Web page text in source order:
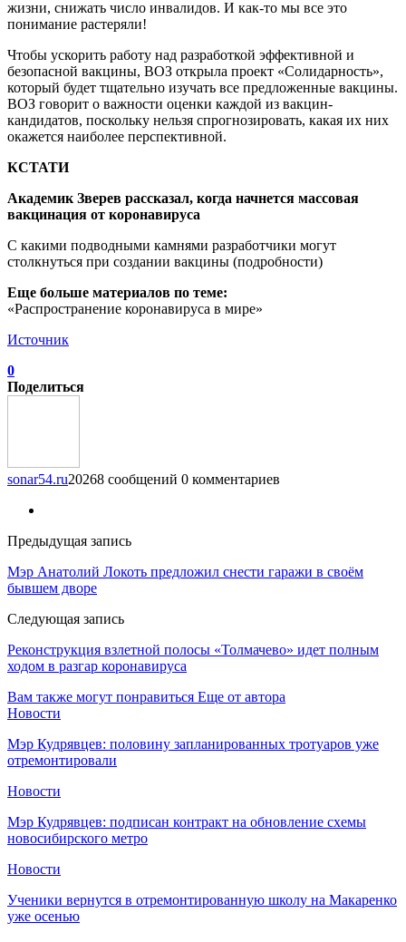
жизни, снижать число инвалидов. И как-то мы все это
понимание растеряли!
Чтобы ускорить работу над разработкой эффективной и
безопасной вакцины, ВОЗ открыла проект «Солидарность»,
который будет тщательно изучать все предложенные вакцины.
ВОЗ говорит о важности оценки каждой из вакцин-
кандидатов, поскольку нельзя спрогнозировать, какая их них
окажется наиболее перспективной.
КСТАТИ
Академик Зверев рассказал, когда начнется массовая
вакцинация от коронавируса
С какими подводными камнями разработчики могут
столкнуться при создании вакцины (подробности)
Еще больше материалов по теме:
«Распространение коронавируса в мире»
Источник
0
Поделиться
sonar54.ru20268 сообщений 0 комментариев
Предыдущая запись
Мэр Анатолий Локоть предложил снести гаражи в своём
бывшем дворе
Следующая запись
Реконструкция взлетной полосы «Толмачево» идет полным
ходом в разгар коронавируса
Вам также могут понравиться Еще от автора
Новости
Мэр Кудрявцев: половину запланированных тротуаров уже
отремонтировали
Новости
Мэр Кудрявцев: подписан контракт на обновление схемы
новосибирского метро
Новости
Ученики вернутся в отремонтированную школу на Макаренко
уже осенью